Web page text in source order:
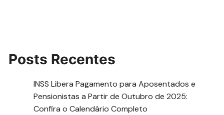
Posts Recentes
INSS Libera Pagamento para Aposentados e
Pensionistas a Partir de Outubro de 2025:
Confira o Calendário Completo